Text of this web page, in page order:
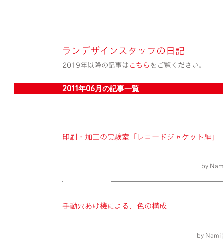
ランデザインスタッフの日記
2019年以降の記事は こちら をご覧ください。
2011年06月の記事一覧
印刷・加工の実験室「レコードジャケット編」
by
手動穴あけ機による、色の構成
by Nami